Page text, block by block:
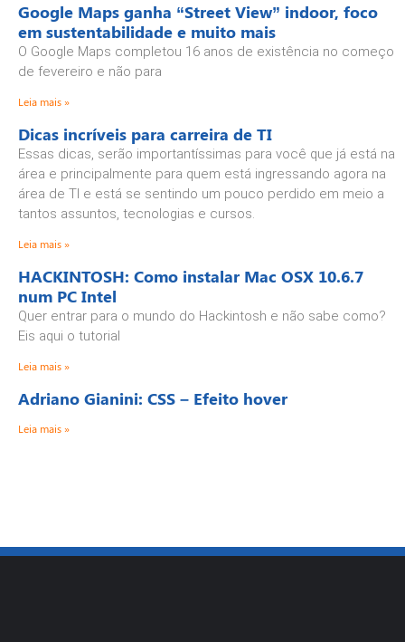
Google Maps ganha “Street View” indoor, foco
em sustentabilidade e muito mais
O Google Maps completou 16 anos de existência no começo
de fevereiro e não para
Leia mais »
Dicas incríveis para carreira de TI
Essas dicas, serão importantíssimas para você que já está na
área e principalmente para quem está ingressando agora na
área de TI e está se sentindo um pouco perdido em meio a
tantos assuntos, tecnologias e cursos.
Leia mais »
HACKINTOSH: Como instalar Mac OSX 10.6.7
num PC Intel
Quer entrar para o mundo do Hackintosh e não sabe como?
Eis aqui o tutorial
Leia mais »
Adriano Gianini: CSS – Efeito hover
Leia mais »